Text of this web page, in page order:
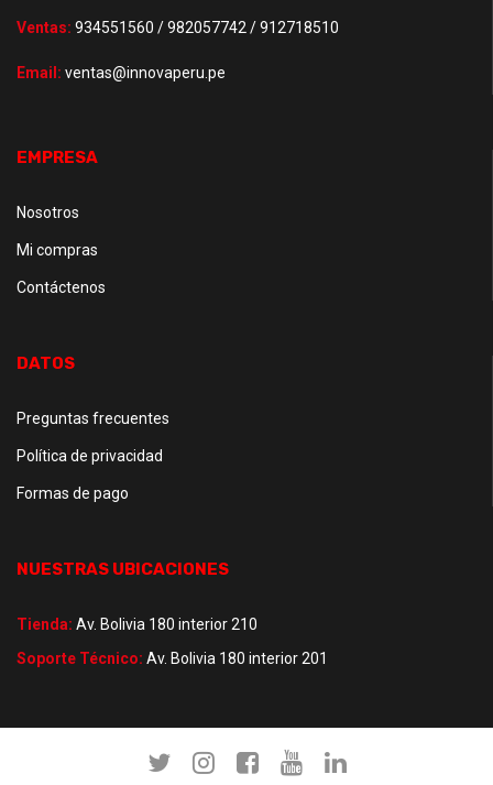
Ventas: 934551560 / 982057742 / 912718510
Email: ventas@innovaperu.pe
EMPRESA
Nosotros
Mi compras
Contáctenos
DATOS
Preguntas frecuentes
Política de privacidad
Formas de pago
NUESTRAS UBICACIONES
Tienda: Av. Bolivia 180 interior 210
Soporte Técnico: Av. Bolivia 180 interior 201